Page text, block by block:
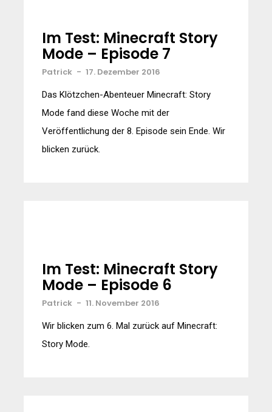
Im Test: Minecraft Story
Mode – Episode 7
Patrick - 17. Dezember 2016
Das Klötzchen-Abenteuer Minecraft: Story
Mode fand diese Woche mit der
Veröffentlichung der 8. Episode sein Ende. Wir
blicken zurück.
Im Test: Minecraft Story
Mode – Episode 6
Patrick - 11. November 2016
Wir blicken zum 6. Mal zurück auf Minecraft:
Story Mode.